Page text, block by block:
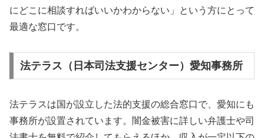
にどこに相談すればいいかわからない」という方にとって
最適な窓口です。
法テラス（日本司法支援センター）愛知事務所
法テラスは国が設立した法的支援の総合窓口で、愛知にも
事務所が設置されています。闇金被害に詳しい弁護士や司